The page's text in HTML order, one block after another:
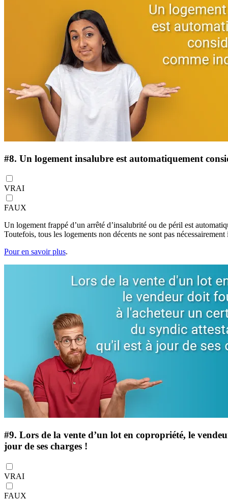
#8. Un logement insalubre est automatiquement
VRAI
FAUX
Un logement frappé d’un arrêté d’insalubrité ou de péril est
Toutefois, tous les logements non décents ne sont pas nécessairement
Pour en savoir plus.
#9. Lors de la vente d’un lot en copropriété, le
jour de ses charges !
VRAI
FAUX